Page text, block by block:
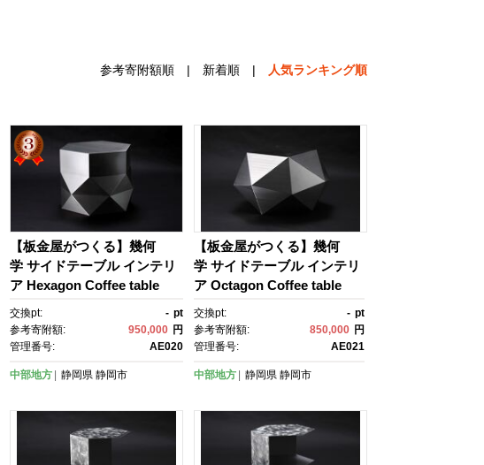
参考寄附額順 | 新着順 | 人気ランキング順
【板金屋がつくる】幾何
学 サイドテーブル インテリ
ア Hexagon Coffee table
交換pt: - pt
参考寄附額:
950,000 円
管理番号:
AE020
中部地方 静岡県 静岡市
【板金屋がつくる】幾何
学 サイドテーブル インテリ
ア Octagon Coffee table
交換pt: - pt
参考寄附額:
850,000 円
管理番号:
AE021
中部地方 静岡県 静岡市